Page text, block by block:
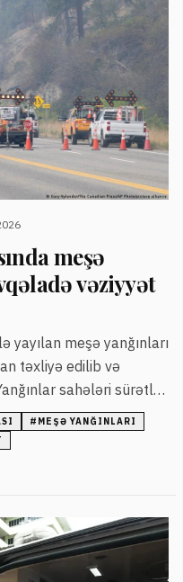
meşə
vəziyyət
yayılan meşə yanğınları
təxliyə edilib və
sahələri sürətlə
# MEŞƏ YANĞINLARI